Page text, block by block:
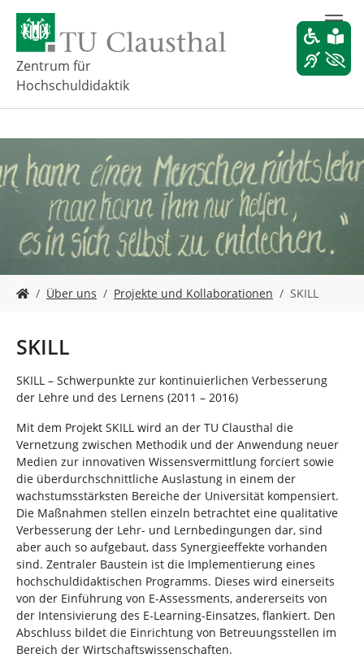
p
n
h
Zentrum für
Hochschuldidaktik
i
i
d
h
e
r
:
Über uns Projekte und Kollaborationen SKILL
SKILL
SKILL – Schwerpunkte zur kontinuierlichen Verbesserung
der Lehre und des Lernens (2011 – 2016)
Mit dem Projekt SKILL wird an der TU Clausthal die
Vernetzung zwischen Methodik und der Anwendung neuer
Medien zur innovativen Wissensvermittlung forciert sowie
die überdurchschnittliche Auslastung in einem der
wachstumsstärksten Bereiche der Universität kompensiert.
Die Maßnahmen stellen einzeln betrachtet eine qualitative
Verbesserung der Lehr- und Lernbedingungen dar, sind
aber auch so aufgebaut, dass Synergieeffekte vorhanden
sind. Zentraler Baustein ist die Implementierung eines
hochschuldidaktischen Programms. Dieses wird einerseits
von der Einführung von E-Assessments, andererseits von
der Intensivierung des E-Learning-Einsatzes, flankiert. Den
Abschluss bildet die Einrichtung von Betreuungsstellen im
Bereich der Wirtschaftswissenschaften.